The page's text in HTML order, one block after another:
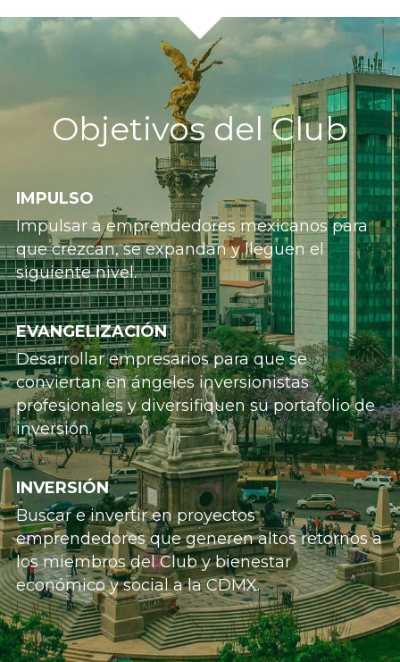
Objetivos del Club
IMPULSO
Impulsar a emprendedores mexicanos para
que crezcan, se expandan y lleguen el
siguiente nivel.
EVANGELIZACIÓN
Desarrollar empresarios para que se
conviertan en ángeles inversionistas
profesionales y diversifiquen su portafolio de
inversión.
INVERSIÓN
Buscar e invertir en proyectos
emprendedores que generen altos retornos a
los miembros del Club y bienestar
económico y social a la CDMX.